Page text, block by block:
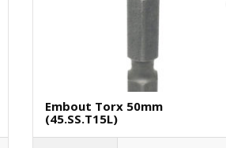
Embout Torx 50mm
(45.SS.T15L)